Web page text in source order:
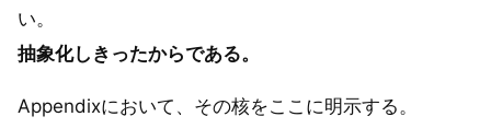
い。
抽象化しきったからである。
Appendixにおいて、その核をここに明示する。